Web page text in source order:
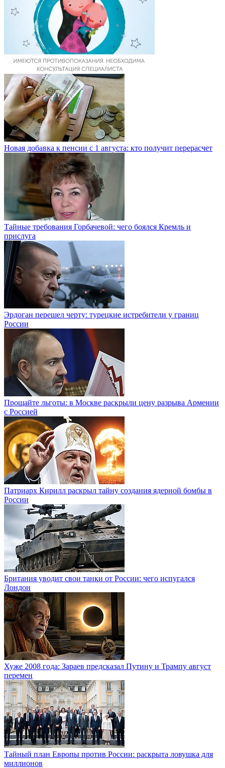
Новая добавка к пенсии с 1 августа: кто получит перерасчет
Тайные требования Горбачевой: чего боялся Кремль и
прислуга
Эрдоган перешел черту: турецкие истребители у границ
России
Прощайте льготы: в Москве раскрыли цену разрыва Армении
с Россией
Патриарх Кирилл раскрыл тайну создания ядерной бомбы в
России
Британия уводит свои танки от России: чего испугался
Лондон
Хуже 2008 года: Зараев предсказал Путину и Трампу август
перемен
Тайный план Европы против России: раскрыта ловушка для
миллионов